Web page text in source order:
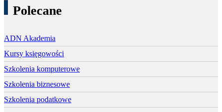
Polecane
ADN Akademia
Kursy księgowości
Szkolenia komputerowe
Szkolenia biznesowe
Szkolenia podatkowe